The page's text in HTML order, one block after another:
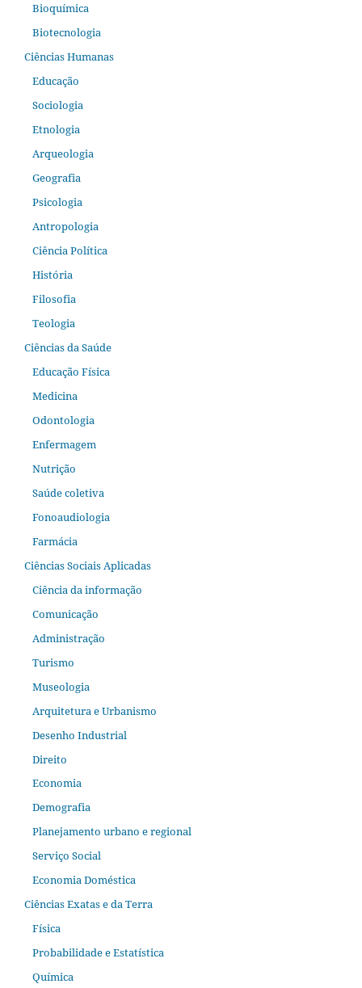
Bioquímica
Biotecnologia
Ciências Humanas
Educação
Sociologia
Etnologia
Arqueologia
Geografia
Psicologia
Antropologia
Ciência Política
História
Filosofia
Teologia
Ciências da Saúde
Educação Física
Medicina
Odontologia
Enfermagem
Nutrição
Saúde coletiva
Fonoaudiologia
Farmácia
Ciências Sociais Aplicadas
Ciência da informação
Comunicação
Administração
Turismo
Museologia
Arquitetura e Urbanismo
Desenho Industrial
Direito
Economia
Demografia
Planejamento urbano e regional
Serviço Social
Economia Doméstica
Ciências Exatas e da Terra
Física
Probabilidade e Estatística
Química